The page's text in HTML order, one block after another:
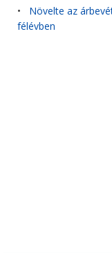
• Növelte az
félévben